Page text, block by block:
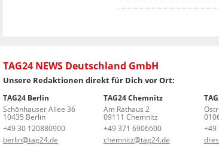
TAG24 NEWS Deutschland GmbH
Unsere Redaktionen direkt für Dich vor Ort:
TAG24 Berlin
Schönhauser Allee 36
10435 Berlin
+49 30 120880900
berlin@tag24.de
TAG24 Chemnitz
Am Rathaus 2
09111 Chemnitz
+49 371 6906600
chemnitz@tag24.de
+49